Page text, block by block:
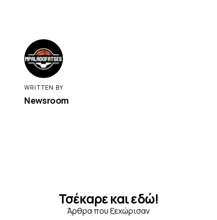
WRITTEN BY
Newsroom
Τσέκαρε και εδώ!
Άρθρα που ξεχώρισαν